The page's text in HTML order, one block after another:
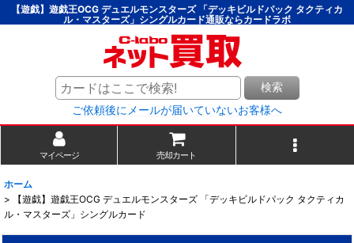
【遊戯】遊戯王OCG デュエルモンスターズ 「デッキビルドパック タクティカ
ル・マスターズ」シングルカード通販ならカードラボ
検索
ご依頼後にメールが届いていないお客様へ
マイページ 売却カート
ホーム
>
【遊戯】遊戯王OCG デュエルモンスターズ 「デッキビルドパック タクティカ
ル・マスターズ」シングルカード